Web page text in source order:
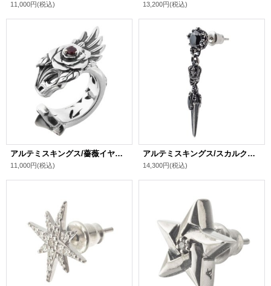
11,000円(税込) 13,200円(税込)
アルテミスキングス/薔薇イヤーカフ シルバ－925 メンズ ブランド
11,000円(税込)
アルテミスキングス/スカルクラウンダガーピアス シルバ－925 メンズ ブランド
14,300円(税込)